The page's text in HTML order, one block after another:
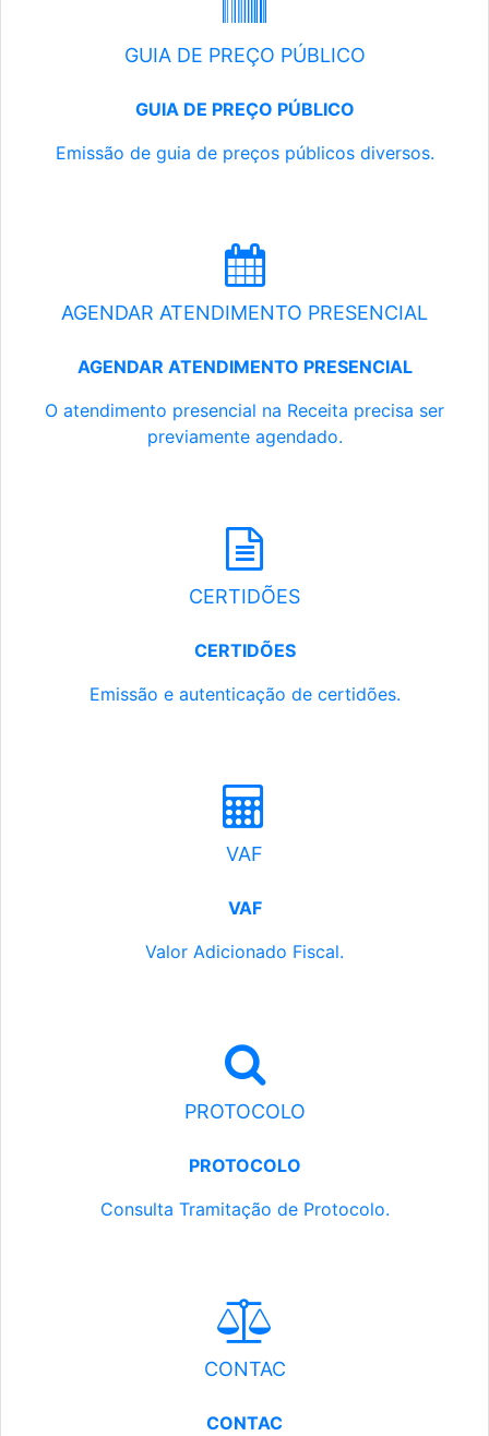
GUIA DE PREÇO PÚBLICO
GUIA DE PREÇO PÚBLICO
Emissão de guia de preços públicos diversos.
AGENDAR ATENDIMENTO PRESENCIAL
AGENDAR ATENDIMENTO PRESENCIAL
O atendimento presencial na Receita precisa ser
previamente agendado.
CERTIDÕES
CERTIDÕES
Emissão e autenticação de certidões.
VAF
VAF
Valor Adicionado Fiscal.
PROTOCOLO
PROTOCOLO
Consulta Tramitação de Protocolo.
CONTAC
CONTAC